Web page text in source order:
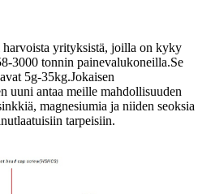
yrityksistä, joilla on kyky
3000 tonnin painevalukoneilla.Se
5g-35kg.Jokaisen
uuni antaa meille mahdollisuuden
magnesiumia ja niiden seoksia
tarpeisiin.